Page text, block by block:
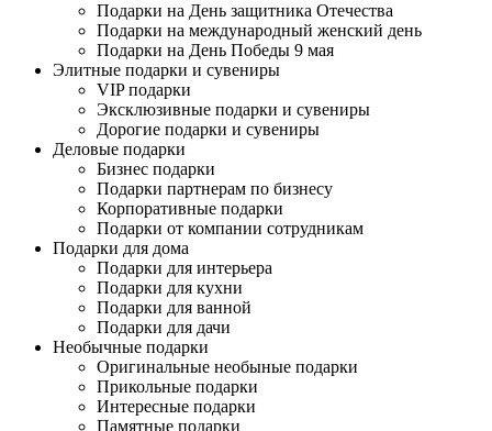
Подарки на День защитника Отечества
Подарки на международный женский день
Подарки на День Победы 9 мая
Элитные подарки и сувениры
VIP подарки
Эксклюзивные подарки и сувениры
Дорогие подарки и сувениры
Деловые подарки
Бизнес подарки
Подарки партнерам по бизнесу
Корпоративные подарки
Подарки от компании сотрудникам
Подарки для дома
Подарки для интерьера
Подарки для кухни
Подарки для ванной
Подарки для дачи
Необычные подарки
Оригинальные необыные подарки
Прикольные подарки
Интересные подарки
Памятные подарки